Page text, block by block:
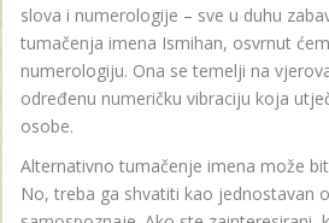
slova i numerologije – sve u duhu
tumačenja imena Ismihan, osvrnut
numerologiju. Ona se temelji na
određenu numeričku vibraciju koja
osobe.
Alternativno tumačenje imena može
No, treba ga shvatiti kao jednostavan